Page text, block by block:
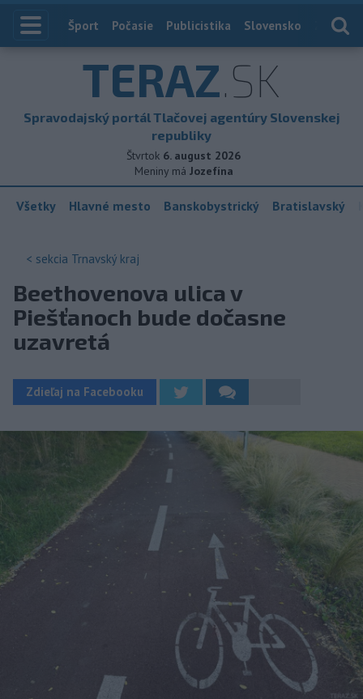
Index
Šport Počasie Publicistika Slovensko
TERAZ.SK
Spravodajský portál Tlačovej agentúry Slovenskej
republiky
Štvrtok 6. august 2026
Meniny má Jozefína
Všetky Hlavné mesto Banskobystrický Bratislavský
< sekcia Trnavský kraj
Beethovenova ulica v
Piešťanoch bude dočasne
uzavretá
Zdieľaj na Facebooku